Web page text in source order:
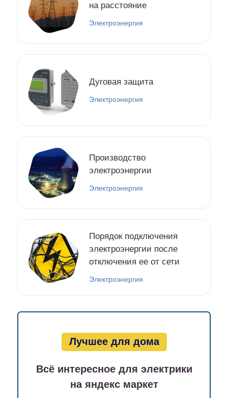
на расстояние
Электроэнергия
Дуговая защита
Электроэнергия
Производство
электроэнергии
Электроэнергия
Порядок подключения
электроэнергии после
отключения ее от сети
Электроэнергия
Лучшее для дома
Всё интересное для электрики
на яндекс маркет